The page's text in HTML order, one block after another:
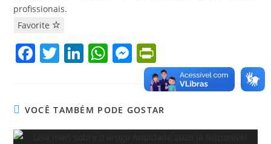
profissionais.
Favorite
F
e
b
T
er
Li
e
dI
W
s
A
M
ss
e
n
in
tF
ri
e
VOCÊ TAMBÉM PODE GOSTAR